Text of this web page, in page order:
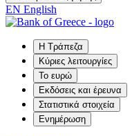
EN English
Η Τράπεζα
Κύριες λειτουργίες
Το ευρώ
Εκδόσεις και έρευνα
Στατιστικά στοιχεία
Ενημέρωση